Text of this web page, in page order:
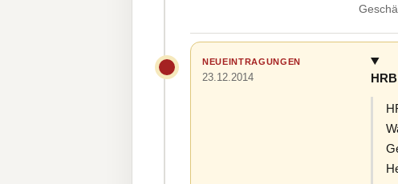
NEUEINTRAGUNGEN
23.12.2014